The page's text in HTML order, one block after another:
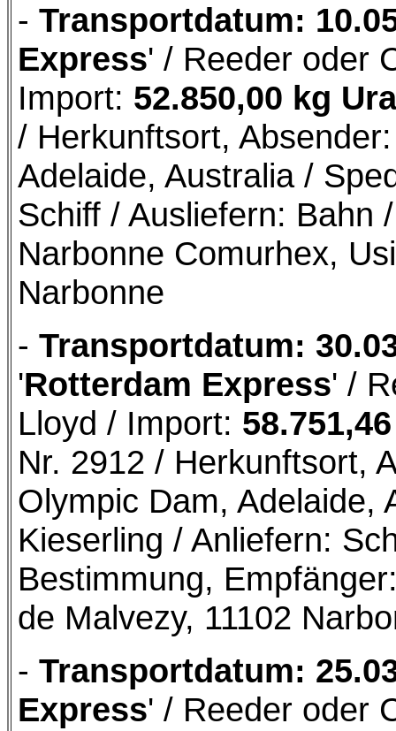
- Transportdatum:
Express' / Reeder oder
Import: 52.850,00 kg
/ Herkunftsort,
Adelaide, Australia /
Schiff / Ausliefern: Bahn
Narbonne Comurhex,
Narbonne
- Transportdatum:
'Rotterdam Express' /
Lloyd / Import:
Nr. 2912 / Herkunftsort,
Olympic Dam, Adelaide,
Kieserling / Anliefern:
Bestimmung,
de Malvezy, 11102
- Transportdatum:
Express' / Reeder oder